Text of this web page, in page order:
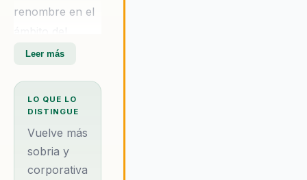
renombre en el
liderazgo y el
personal. Desde
una edad
temprana, Yusef
mostró un
espíritu
Leer más
LO QUE LO
DISTINGUE
Vuelve más
sobria y
corporativa